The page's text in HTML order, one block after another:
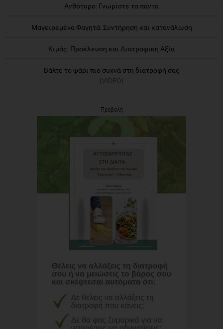
Ανθότυρο: Γνωρίστε τα πάντα
Μαγειρεμένα Φαγητά: Συντήρηση και κατανάλωση
Κιμάς: Προέλευση και Διατροφική Αξία
Βάλτε το ψάρι πιο συχνά στη διατροφή σας
[VIDEO]
Προβολή